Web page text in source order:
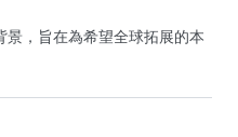
，旨在為希望全球拓展的本